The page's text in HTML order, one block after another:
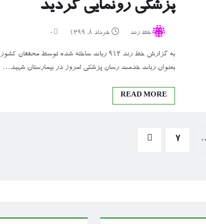
پزشکی رونمایی گردید
خط رند خرداد ۸, ۱۳۹۹ 0
به گزارش خط رند ۹۱۲ ربات ساخته شده توسط محققان کشور
بعنوان ربات خدمت رسان پزشکی امروز در بیمارستان شهید…
READ MORE
7